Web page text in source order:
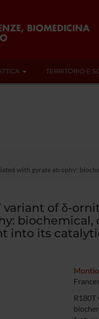
TERRITORIO E
with gyrate atrophy:
variant of δ-
biochemical,
into its